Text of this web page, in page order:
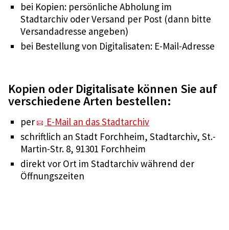
bei Kopien: persönliche Abholung im
Stadtarchiv oder Versand per Post (dann bitte
Versandadresse angeben)
bei Bestellung von Digitalisaten: E-Mail-Adresse
Kopien oder Digitalisate können Sie auf
verschiedene Arten bestellen:
per
E-Mail an das Stadtarchiv
schriftlich an Stadt Forchheim, Stadtarchiv, St.-
Martin-Str. 8, 91301 Forchheim
direkt vor Ort im Stadtarchiv während der
Öffnungszeiten